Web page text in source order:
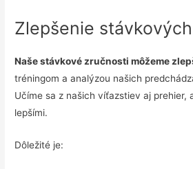
Zlepšenie
Naše stávkové zručnosti môžeme
tréningom a analýzou našich
Učíme sa z našich víťazstiev aj prehier,
lepšími.
Dôležité je: